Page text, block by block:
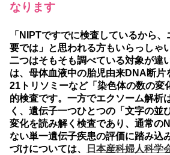
なります
「NIPTですでに検査しているから
要では」と思われる方もいらっしゃ
二つはそもそも調べている対象が違
は、母体血液中の胎児由来DNA断片
21トリソミーなど「染色体の数の変
的検査です。 一方でエクソーム解析
く、遺伝子一つひとつの「文字の並
変化を読み解く検査であり、通常の
ない単一遺伝子疾患の評価に踏み込
づけについては、
日本産科婦人科学